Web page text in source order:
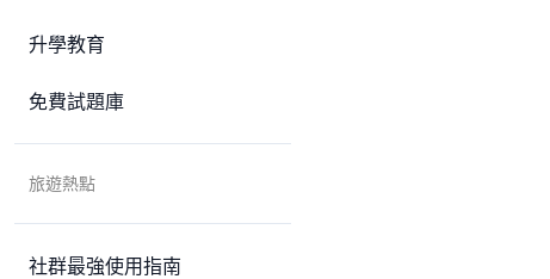
升學教育
免費試題庫
旅遊熱點
社群最強使用指南